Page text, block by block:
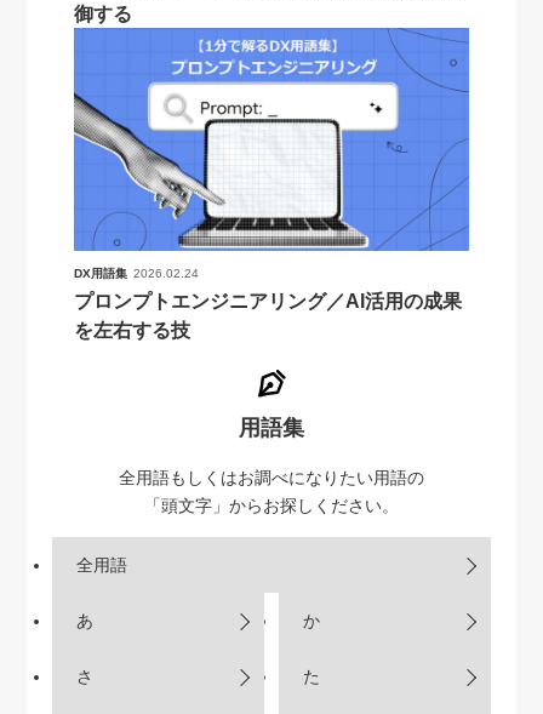
御する
DX用語集 2026.02.24
プロンプトエンジニアリング／AI活用の成果
を左右する技
用語集
全用語もしくはお調べになりたい用語の
「頭文字」からお探しください。
全用語
あ か
さ た